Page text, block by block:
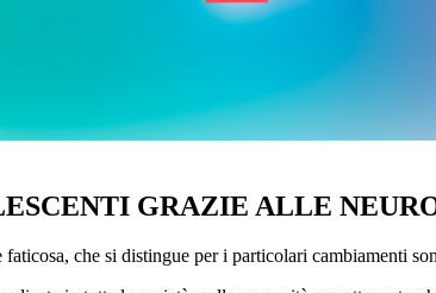
GRAZIE ALLE
faticosa, che si distingue per i particolari cambiamenti